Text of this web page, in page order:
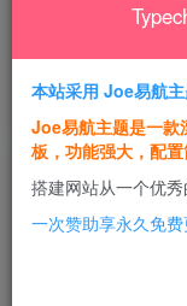
GPTCMS：开源
号全覆盖，安全审核
本站采用 Joe易航
Joe易航主题是一
板，功能强大，配
搭建网站从一个优秀
一次赞助享永久免